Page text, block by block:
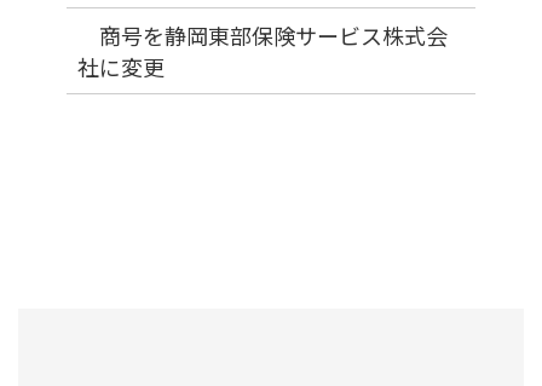
商号を静岡東部保険サービス株式会
社に変更